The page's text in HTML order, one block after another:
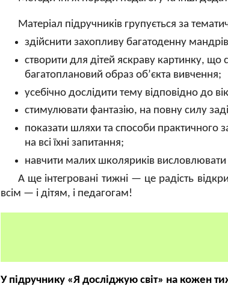
Матеріал підручників групується за
здійснити захопливу багатоденну
створити для дітей яскраву картинку, що
багатоплановий образ об’єкта вивчення;
усебічно дослідити тему відповідно до
стимулювати фантазію, на повну силу
показати шляхи та способи практичного
на всі їхні запитання;
навчити малих школяриків
А ще інтегровані тижні — це радість
всім — і дітям, і педагогам!
У підручнику «Я досліджую світ» на кожен